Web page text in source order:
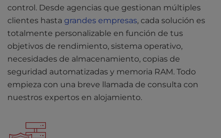
control. Desde agencias que gestionan múltiples
clientes hasta grandes empresas, cada solución es
totalmente personalizable en función de tus
objetivos de rendimiento, sistema operativo,
necesidades de almacenamiento, copias de
seguridad automatizadas y memoria RAM. Todo
empieza con una breve llamada de consulta con
nuestros expertos en alojamiento.